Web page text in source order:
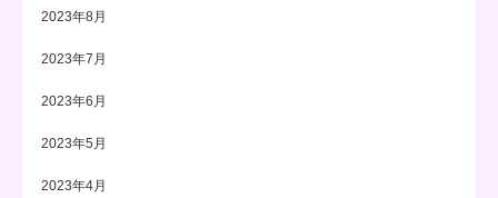
2023年8月
2023年7月
2023年6月
2023年5月
2023年4月